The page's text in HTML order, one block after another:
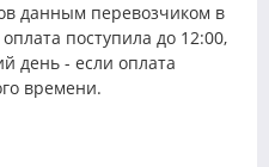
данным перевозчиком в
поступила до 12:00,
день - если оплата
времени.